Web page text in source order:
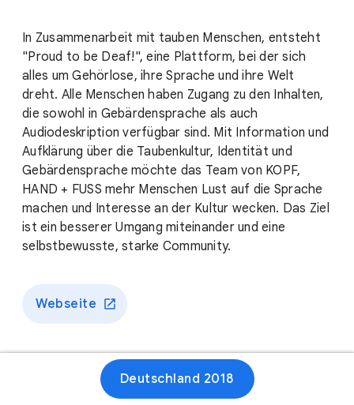
In Zusammenarbeit mit tauben Menschen, entsteht
"Proud to be Deaf!", eine Plattform, bei der sich
alles um Gehörlose, ihre Sprache und ihre Welt
dreht. Alle Menschen haben Zugang zu den Inhalten,
die sowohl in Gebärdensprache als auch
Audiodeskription verfügbar sind. Mit Information und
Aufklärung über die Taubenkultur, Identität und
Gebärdensprache möchte das Team von KOPF,
HAND + FUSS mehr Menschen Lust auf die Sprache
machen und Interesse an der Kultur wecken. Das Ziel
ist ein besserer Umgang miteinander und eine
selbstbewusste, starke Community.
Webseite
Deutschland 2018